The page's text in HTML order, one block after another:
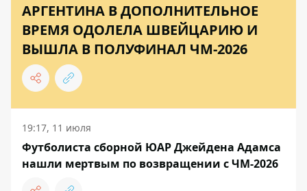
АРГЕНТИНА В ДОПОЛНИТЕЛЬНОЕ
ВРЕМЯ ОДОЛЕЛА ШВЕЙЦАРИЮ И
ВЫШЛА В ПОЛУФИНАЛ ЧМ-2026
19:17, 11 июля
Футболиста сборной ЮАР Джейдена Адамса
нашли мертвым по возвращении с ЧМ-2026